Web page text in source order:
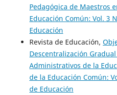
Pedagógica de Maestros
Educación Común: Vol. 3
Educación
Revista de Educación,
Descentralización
Administrativos de la
de la Educación Común:
de Educación